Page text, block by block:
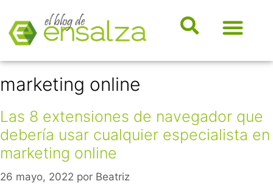
marketing online
Las 8 extensiones de navegador que
debería usar cualquier especialista en
marketing online
26 mayo, 2022 por Beatriz